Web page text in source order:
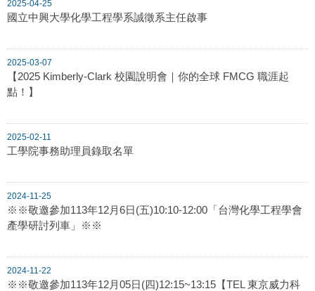
2025-04-25
國立中興大學化學工程學系誠徵系主任啟事
2025-03-07
【2025 Kimberly-Clark 校園說明會｜你的全球 FMCG 職涯起
點！】
2025-02-11
工學院事務助理員錄取名單
2024-11-25
※※敬邀參加113年12月6日(五)10:10-12:00「台灣化學工程學會
產學研討列車」※※
2024-11-22
※※敬邀參加113年12月05日(四)12:15~13:15【TEL 東京威力科